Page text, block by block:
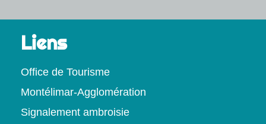
Liens
Office de Tourisme
Montélimar-Agglomération
Signalement ambroisie